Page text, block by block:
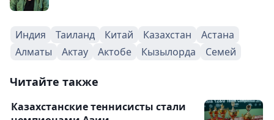
Индия Таиланд Китай Казахстан
Астана
Алматы
Актау Актобе Кызылорда Семей
Читайте также
Казахстанские теннисисты стали